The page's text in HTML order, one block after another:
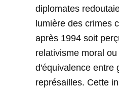
diplomates
lumière des crimes
après 1994 soit
relativisme moral
d'équivalence entre
représailles. Cette